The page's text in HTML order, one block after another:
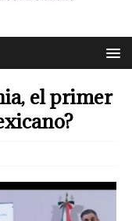
el primer